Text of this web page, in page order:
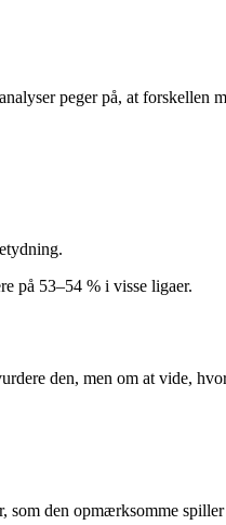
peger på, at forskellen
på 53–54 % i visse ligaer.
den, men om at vide,
som den opmærksomme